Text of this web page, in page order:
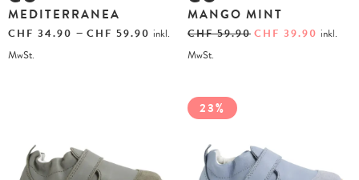
MEDITERRANEA
CHF 34.90 – CHF 59.90 inkl.
MwSt.
MANGO MINT
CHF59.90 CHF 39.90 inkl.
MwSt.
23%